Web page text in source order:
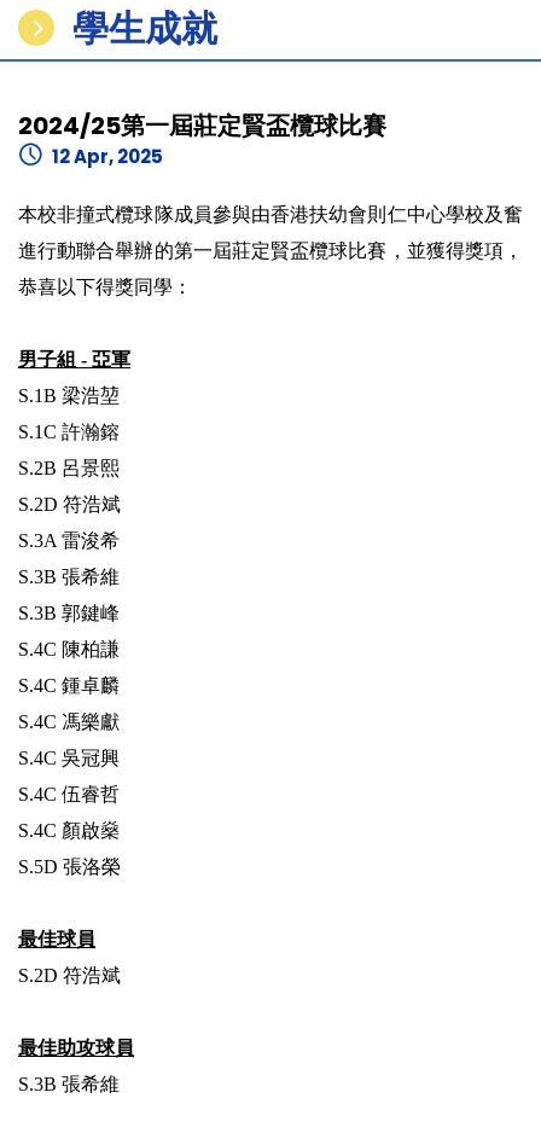
學生成就
2024/25第一屆莊定賢盃欖球比賽
12 Apr, 2025
本校非撞式欖球隊成員參與由香港扶幼會則仁中心學校及奮
進行動聯合舉辦的第一屆莊定賢盃欖球比賽，並獲得獎項，
恭喜以下得獎同學：
男子組 - 亞軍
S.1B 梁浩堃
S.1C 許瀚鎔
S.2B 呂景熙
S.2D 符浩斌
S.3A 雷浚希
S.3B 張希維
S.3B 郭鍵峰
S.4C 陳柏謙
S.4C 鍾卓麟
S.4C 馮樂獻
S.4C 吳冠興
S.4C 伍睿哲
S.4C 顏啟燊
S.5D 張洛榮
最佳球員
S.2D 符浩斌
最佳助攻球員
S.3B 張希維